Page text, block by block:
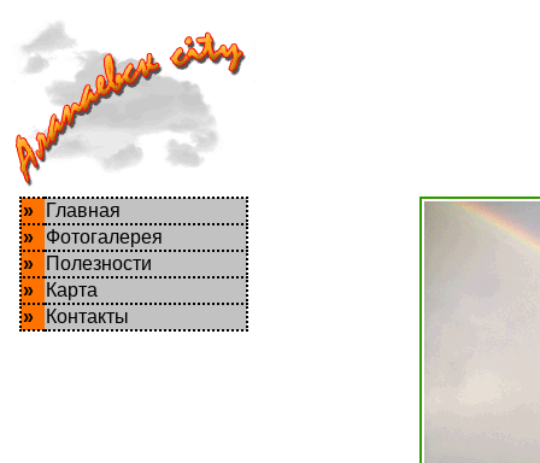
»
Главная
»
Фотогалерея
»
Полезности
»
Карта
»
Контакты